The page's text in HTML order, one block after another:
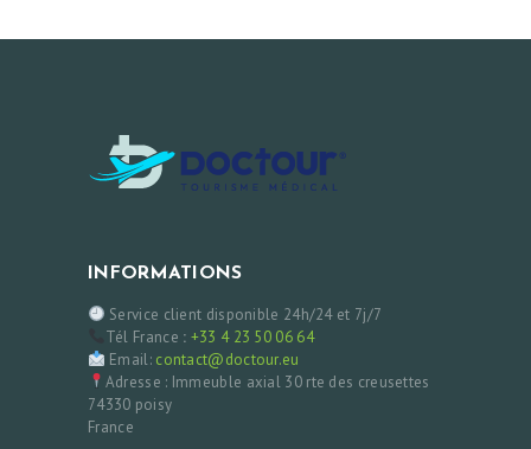
INFORMATIONS
Service client disponible 24h/24 et 7j/7
Tél France : +33 4 23 50 06 64
Email: contact@doctour.eu
Adresse : Immeuble axial 30 rte des creusettes
74330 poisy
France